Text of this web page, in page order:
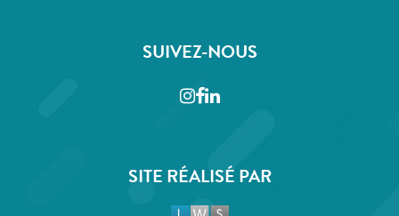
SUIVEZ-NOUS
Instagram
Facebook
LinkedIn
SITE RÉALISÉ PAR